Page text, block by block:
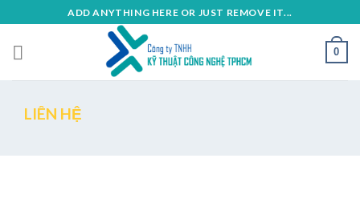
to
content
ADD ANYTHING HERE OR JUST REMOVE IT...
0
LIÊN HỆ